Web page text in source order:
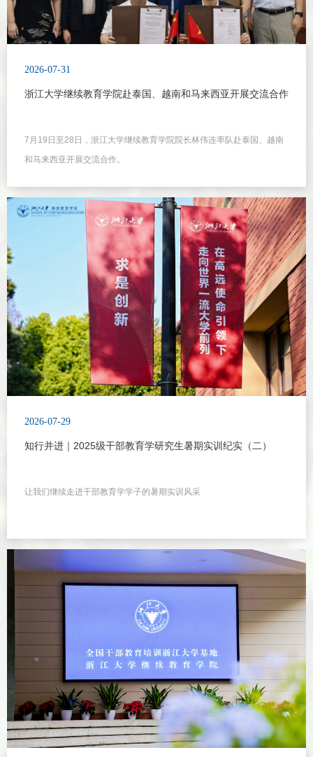
2026-07-31
浙江大学继续教育学院赴泰国、越南和马来西亚开展交流合作
7月19日至28日，浙江大学继续教育学院院长林伟连率队赴泰国、越南
和马来西亚开展交流合作。
2026-07-29
知行并进｜2025级干部教育学研究生暑期实训纪实（二）
让我们继续走进干部教育学学子的暑期实训风采